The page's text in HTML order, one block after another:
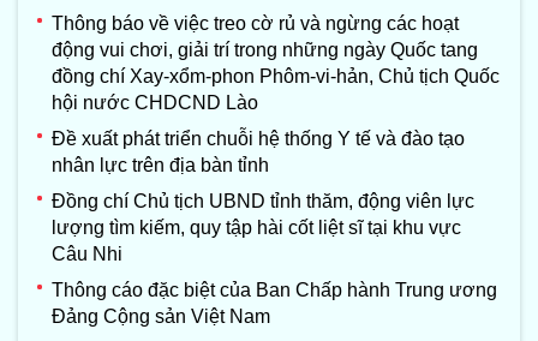
Thông báo về việc treo cờ rủ và ngừng các hoạt
động vui chơi, giải trí trong những ngày Quốc tang
đồng chí Xay-xổm-phon Phôm-vi-hản, Chủ tịch Quốc
hội nước CHDCND Lào
Đề xuất phát triển chuỗi hệ thống Y tế và đào tạo
nhân lực trên địa bàn tỉnh
Đồng chí Chủ tịch UBND tỉnh thăm, động viên lực
lượng tìm kiếm, quy tập hài cốt liệt sĩ tại khu vực
Câu Nhi
Thông cáo đặc biệt của Ban Chấp hành Trung ương
Đảng Cộng sản Việt Nam